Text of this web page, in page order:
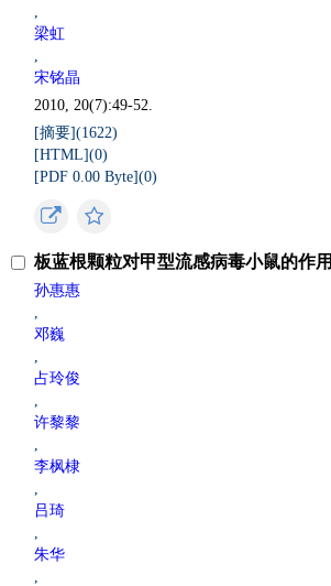
,
梁虹
,
宋铭晶
2010, 20(7):49-52.
[摘要](1622)
[HTML](0)
[PDF 0.00 Byte](0)
板蓝根颗粒对甲型流感病毒小鼠的作用
孙惠惠
,
邓巍
,
占玲俊
,
许黎黎
,
李枫棣
,
吕琦
,
朱华
,